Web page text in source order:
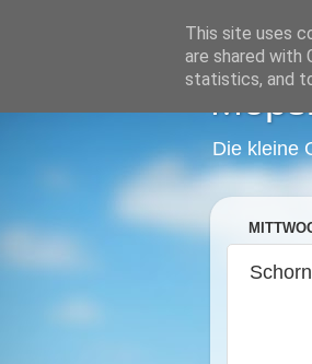
Die kleine
This site uses
are shared with
statistics, and